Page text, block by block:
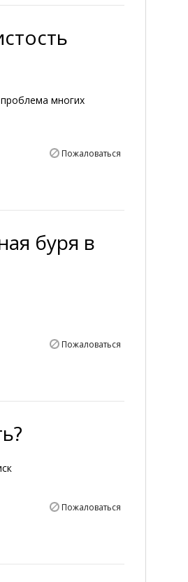
многих
Пожаловаться
буря в
Пожаловаться
Пожаловаться